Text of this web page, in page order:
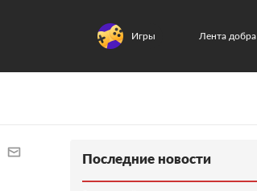
Игры Лента добра
Последние новости